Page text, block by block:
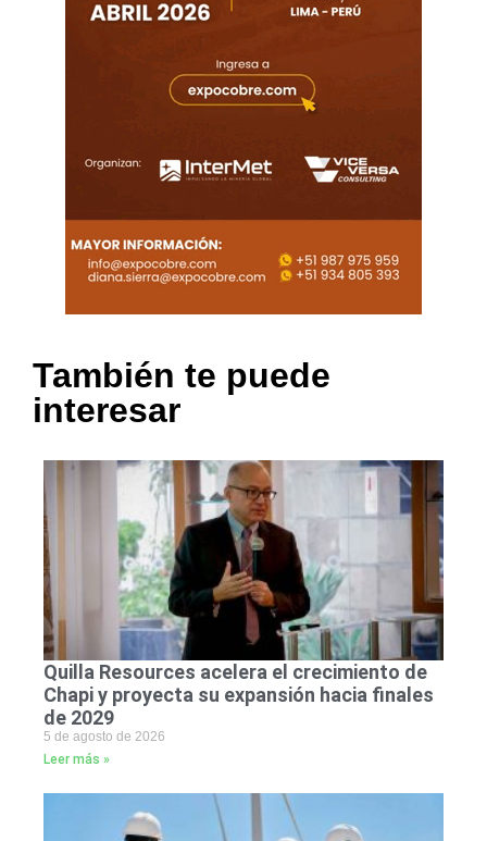
También te puede
interesar
Quilla Resources acelera el crecimiento de
Chapi y proyecta su expansión hacia finales
de 2029
5 de agosto de 2026
Leer más »